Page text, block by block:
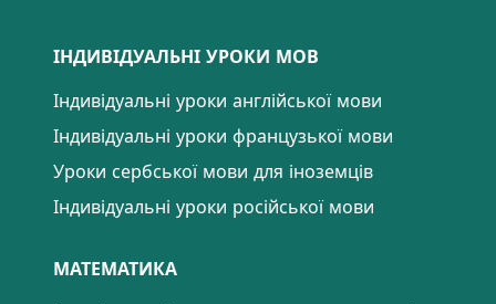
ІНДИВІДУАЛЬНІ УРОКИ МОВ
Індивідуальні уроки англійської мови
Індивідуальні уроки французької мови
Уроки сербської мови для іноземців
Індивідуальні уроки російської мови
МАТЕМАТИКА